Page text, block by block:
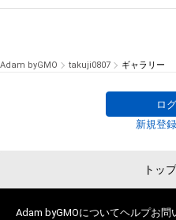
Adam byGMO takuji0807 ギャラリー
ロ
新規登
トッ
Adam byGMOについてヘルプお問